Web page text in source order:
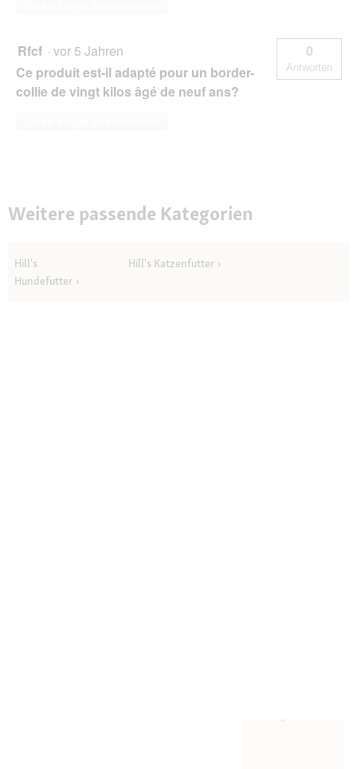
Rfcf · vor 5 Jahren
Ce produit est-il adapté pour un border-
collie de vingt kilos âgé de neuf ans?
0
Antworten
Weitere passende Kategorien
Hill's
Hundefutter
Hill's Katzenfutter